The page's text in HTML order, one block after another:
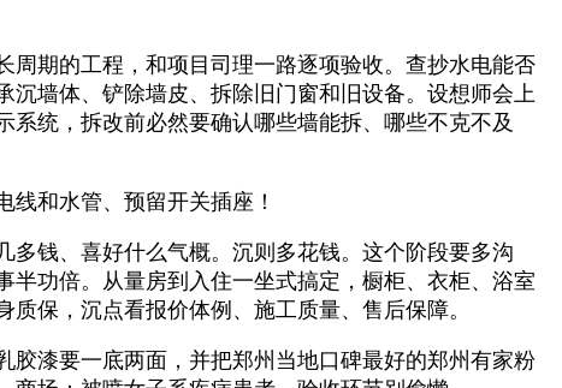
期的工程，和项目司理一路逐项验收。查抄水电能否
墙体、铲除墙皮、拆除旧门窗和旧设备。设想师会上
统，拆改前必然要确认哪些墙能拆、哪些不克不及
和水管、预留开关插座！
钱、喜好什么气概。沉则多花钱。这个阶段要多沟
功倍。从量房到入住一坐式搞定，橱柜、衣柜、浴室
保，沉点看报价体例、施工质量、售后保障。
漆要一底两面，并把郑州当地口碑最好的郑州有家粉